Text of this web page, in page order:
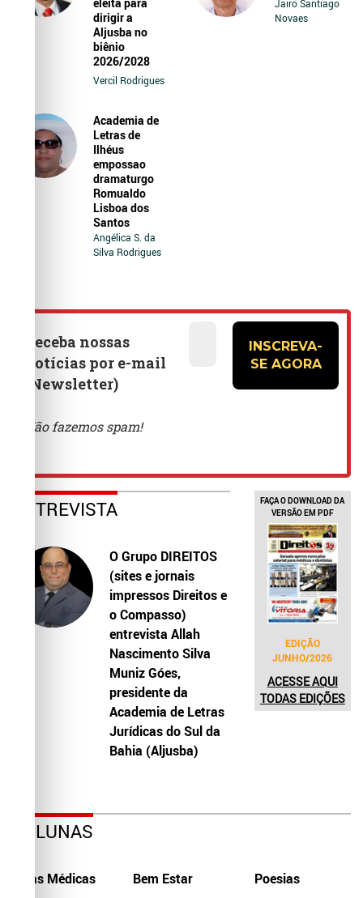
dirigir a
Aljusba no
biênio
2026/2028
Vercil Rodrigues
Jairo Santiago
Novaes
Academia de
Letras de
Ilhéus
empossao
dramaturgo
Romualdo
Lisboa dos
Santos
Angélica S. da
Silva Rodrigues
ENTREVISTA
O Grupo DIREITOS
(sites e jornais
impressos Direitos e
o Compasso)
entrevista Allah
Nascimento Silva
Muniz Góes,
presidente da
Academia de Letras
Jurídicas do Sul da
Bahia (Aljusba)
FAÇA O DOWNLOAD DA
VERSÃO EM PDF
EDIÇÃO
JUNHO/2026
ACESSE AQUI
TODAS EDIÇÕES
COLUNAS
Dicas Médicas Bem Estar Poesias